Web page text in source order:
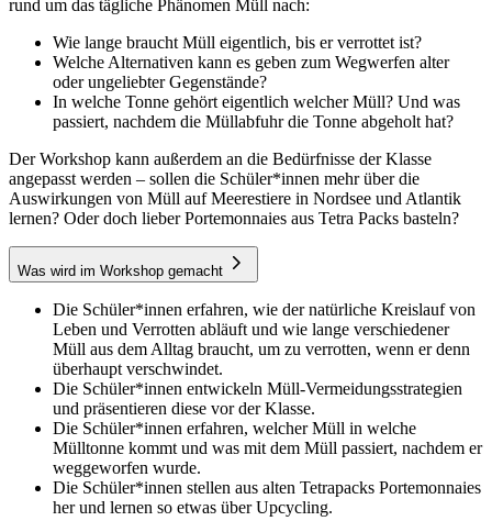
rund um das tägliche Phänomen Müll nach:
Wie lange braucht Müll eigentlich, bis er verrottet ist?
Welche Alternativen kann es geben zum Wegwerfen alter
oder ungeliebter Gegenstände?
In welche Tonne gehört eigentlich welcher Müll? Und was
passiert, nachdem die Müllabfuhr die Tonne abgeholt hat?
Der Workshop kann außerdem an die Bedürfnisse der Klasse
angepasst werden – sollen die Schüler*innen mehr über die
Auswirkungen von Müll auf Meerestiere in Nordsee und Atlantik
lernen? Oder doch lieber Portemonnaies aus Tetra Packs basteln?
Was wird im Workshop gemacht
Die Schüler*innen erfahren, wie der natürliche Kreislauf von
Leben und Verrotten abläuft und wie lange verschiedener
Müll aus dem Alltag braucht, um zu verrotten, wenn er denn
überhaupt verschwindet.
Die Schüler*innen entwickeln Müll-Vermeidungsstrategien
und präsentieren diese vor der Klasse.
Die Schüler*innen erfahren, welcher Müll in welche
Mülltonne kommt und was mit dem Müll passiert, nachdem er
weggeworfen wurde.
Die Schüler*innen stellen aus alten Tetrapacks Portemonnaies
her und lernen so etwas über Upcycling.